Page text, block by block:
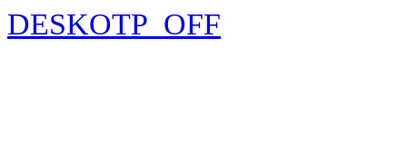
DESKOTP_OFF